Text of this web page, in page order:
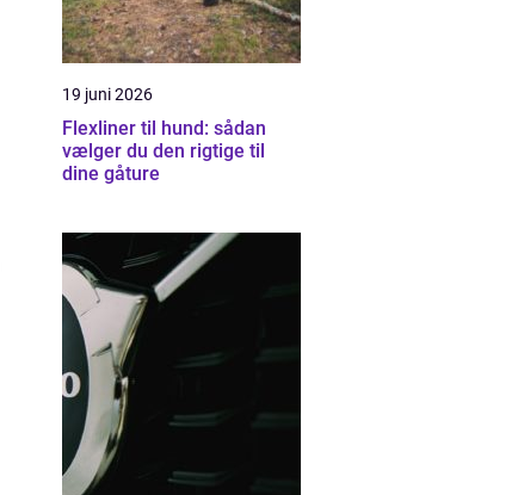
19 juni 2026
Flexliner til hund: sådan
vælger du den rigtige til
dine gåture